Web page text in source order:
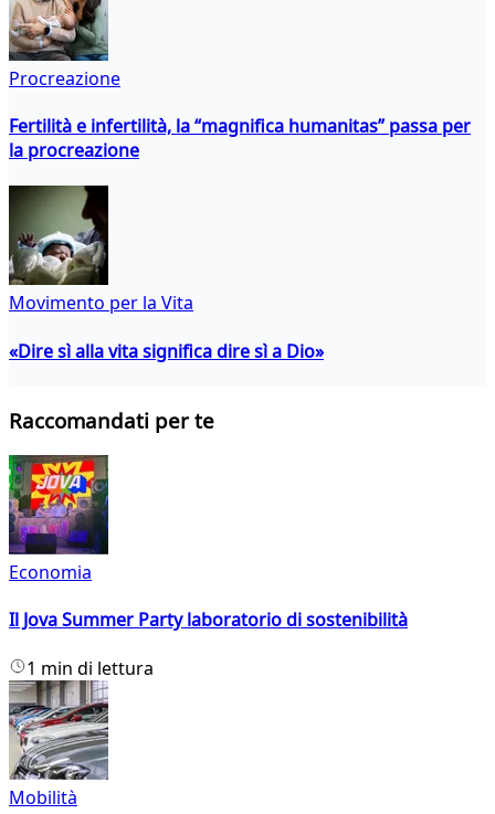
Procreazione
Fertilità e infertilità, la “magnifica humanitas” passa per
la procreazione
Movimento per la Vita
«Dire sì alla vita significa dire sì a Dio»
Raccomandati per te
Economia
Il Jova Summer Party laboratorio di sostenibilità
1 min di lettura
Mobilità